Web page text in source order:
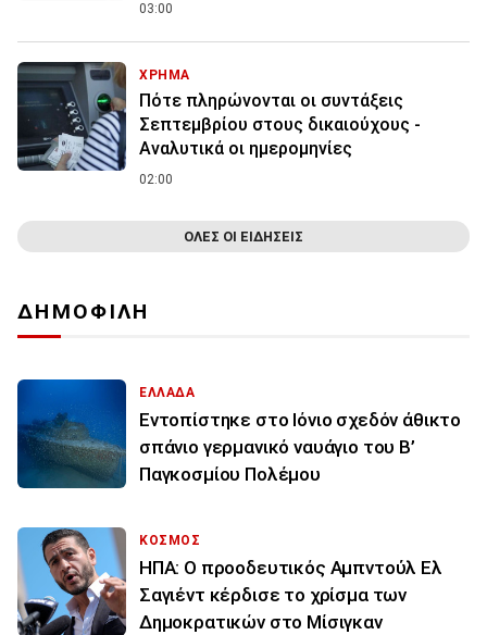
03:00
ΧΡΗΜΑ
Πότε πληρώνονται οι συντάξεις
Σεπτεμβρίου στους δικαιούχους -
Αναλυτικά οι ημερομηνίες
02:00
ΟΛΕΣ ΟΙ ΕΙΔΗΣΕΙΣ
ΔΗΜΟΦΙΛΗ
ΕΛΛΑΔΑ
Εντοπίστηκε στο Ιόνιο σχεδόν άθικτο
σπάνιο γερμανικό ναυάγιο του Β’
Παγκοσμίου Πολέμου
ΚΟΣΜΟΣ
ΗΠΑ: Ο προοδευτικός Αμπντούλ Ελ
Σαγιέντ κέρδισε το χρίσμα των
Δημοκρατικών στο Μίσιγκαν